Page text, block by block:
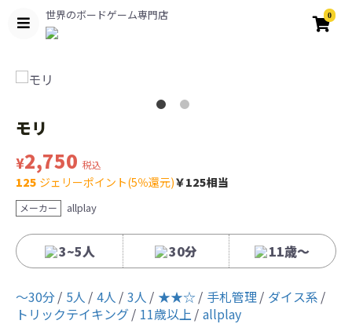
世界のボードゲーム専門店 0
モリ
¥2,750 税込
125 ジェリーポイント(5％還元)￥125相当
メーカー allplay
3~5人 30分 11歳〜
〜30分 5人 4人 3人 ★★☆ 手札管理
ダイス系
トリックテイキング
11歳以上
allplay